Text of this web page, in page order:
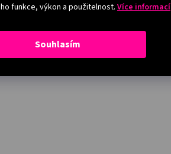
funkce, výkon a použitelnost. Více informací
Souhlasím